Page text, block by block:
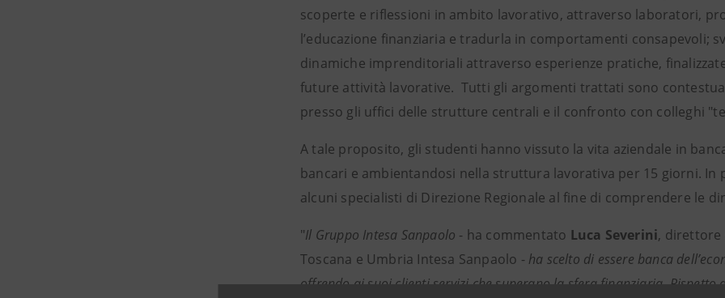
scoperte e riflessioni in ambito lavorativo, attraverso laboratori,
l’educazione finanziaria e tradurla in comportamenti consapevoli;
dinamiche imprenditoriali attraverso esperienze pratiche,
future attività lavorative. Tutti gli argomenti trattati sono
presso gli uffici delle strutture centrali e il confronto con colleghi
A tale proposito, gli studenti hanno vissuto la vita aziendale in
bancari e ambientandosi nella struttura lavorativa per 15 giorni.
alcuni specialisti di Direzione Regionale al fine di comprendere le
"Il Gruppo Intesa Sanpaolo - ha commentato Luca Severini, direttore
Toscana e Umbria Intesa Sanpaolo - ha scelto di essere banca
offrendo ai suoi clienti servizi che superano la sfera finanziaria. Rispetto